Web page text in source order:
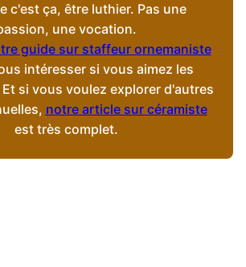
c'est ça, être luthier. Pas une
une vocation.
guide sur staffeur ornemaniste
intéresser si vous aimez les
si vous voulez explorer d'autres
notre article sur céramiste
est très complet.